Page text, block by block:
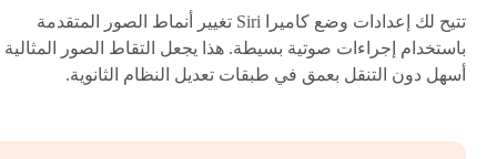
تتيح لك إعدادات وضع كاميرا Siri تغيير أنماط الصور المتقدمة
باستخدام إجراءات صوتية بسيطة. هذا يجعل التقاط الصور المثالية
أسهل دون التنقل بعمق في طبقات تعديل النظام الثانوية.